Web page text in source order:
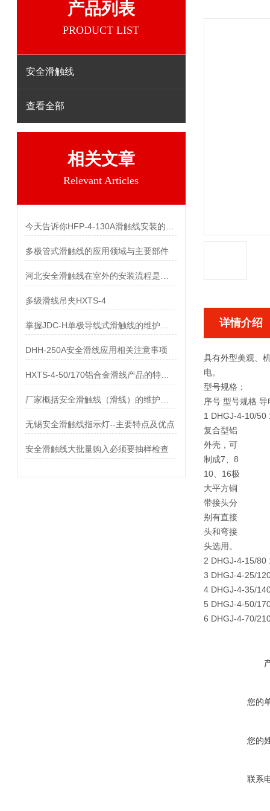
产品列表
PRODUCT LIST
安全滑触线
查看全部
相关文章
Relevant Articles
多极管式滑触线的应用领域与主要部件
多级滑线吊夹HXTS-4
DHH-250A安全滑线应用相关注意事项
无锡安全滑触线指示灯--主要特点及优点
安全滑触线大批量购入必须要抽样检查
详情介绍
具有外型美观、
电。
型号规格：
序号 型号规格
1 DHGJ-4-10/50
复合型铝
外壳，可
制成7、8
10、16极
大平方铜
带接头分
别有直接
头和弯接
头选用。
2 DHGJ-4-15/80
3 DHGJ-4-25/
4 DHGJ-4-35/
5 DHGJ-4-50/
6 DHGJ-4-70/
您的
您的
联系